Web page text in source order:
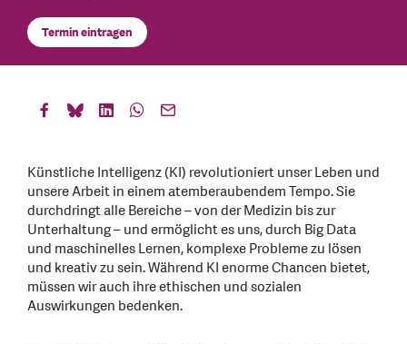
Termin eintragen
Künstliche Intelligenz (KI) revolutioniert unser Leben und
unsere Arbeit in einem atemberaubendem Tempo. Sie
durchdringt alle Bereiche – von der Medizin bis zur
Unterhaltung – und ermöglicht es uns, durch Big Data
und maschinelles Lernen, komplexe Probleme zu lösen
und kreativ zu sein. Während KI enorme Chancen bietet,
müssen wir auch ihre ethischen und sozialen
Auswirkungen bedenken.